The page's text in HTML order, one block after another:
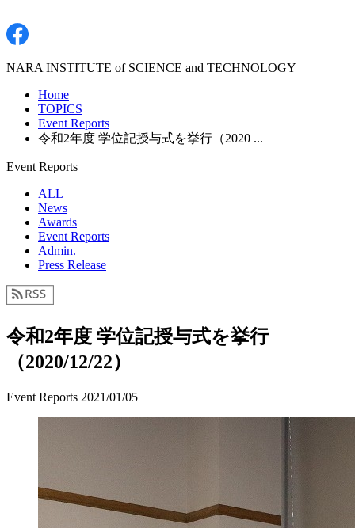
NARA INSTITUTE of SCIENCE and TECHNOLOGY
Home
TOPICS
Event Reports
令和2年度 学位記授与式を挙行（2020 ...
Event Reports
ALL
News
Awards
Event Reports
Admin.
Press Release
令和2年度 学位記授与式を挙行
（2020/12/22）
Event Reports 2021/01/05